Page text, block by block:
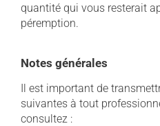
quantité qui vous resterait
péremption.
Notes générales
Il est important de
suivantes à tout
consultez :